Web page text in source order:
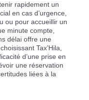
rapidement un
en cas d’urgence,
ou pour accueillir un
minute compte,
délai offre une
Tax’Hila,
d’une prise en
une réservation
liées à la